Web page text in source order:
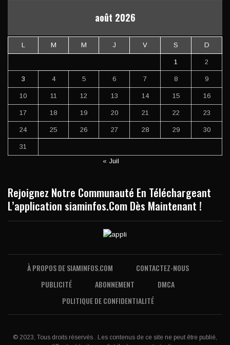
août 2026
L M M J V S D
1 2
3 4 5 6 7 8 9
10 11 12 13 14 15 16
17 18 19 20 21 22 23
24 25 26 27 28 29 30
31
« Juil
Rejoignez Notre Communauté En Téléchargeant
L’application siaminfos.Com Dès Maintenant !
À PROPOS DE SIAMINFOS.COM
CONTACTEZ-NOUS
PUBLICITÉ
ABONNEMENT
DMCA
POLITIQUE DE CONFIDENTIALITÉ
© 2023, Tous droits réservés . Les contenus de ce site ne peut être publié,